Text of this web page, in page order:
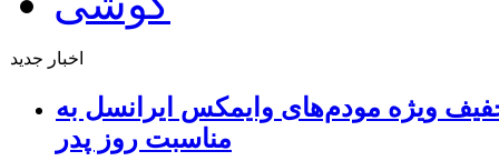
اخبار جدید
ویژه مودم‌های وایمکس ایرانسل به
مناسبت روز پدر